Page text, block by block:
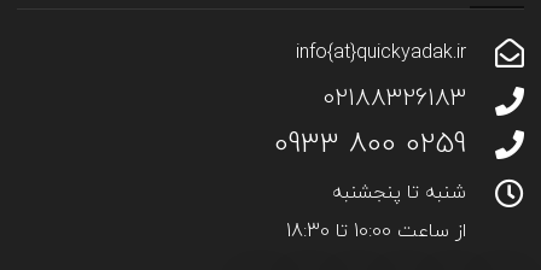
info{at}quickyadak.ir
02188326183
0259 800 0933
شنبه تا پنجشنبه
از ساعت 10:00 تا 18:30